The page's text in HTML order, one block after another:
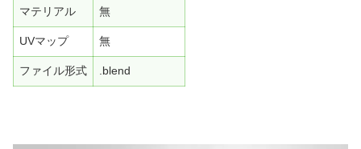
マテリアル 無
UVマップ 無
ファイル形式 .blend